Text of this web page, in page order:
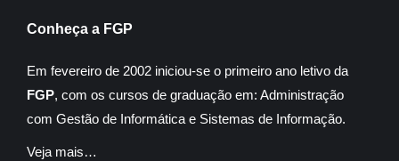
Conheça a FGP
Em fevereiro de 2002 iniciou-se o primeiro ano letivo da
FGP, com os cursos de graduação em: Administração
com Gestão de Informática e Sistemas de Informação.
Veja mais…